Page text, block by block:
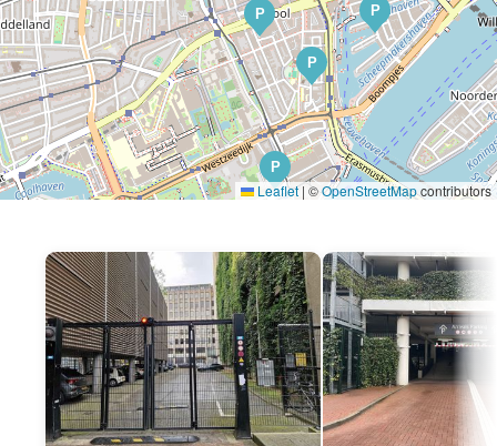
P
P
P
P
P
Leaflet | ©OpenStreetMapcontributors